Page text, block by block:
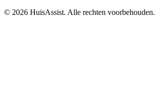
© 2026 HuisAssist. Alle rechten voorbehouden.